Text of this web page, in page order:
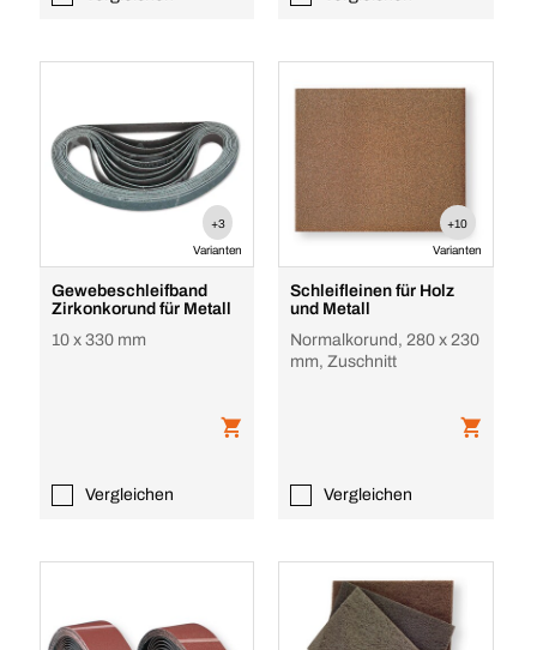
+3
Varianten
Gewebeschleifband
Zirkonkorund für Metall
10 x 330 mm
Vergleichen
+10
Varianten
Schleifleinen für Holz
und Metall
Normalkorund, 280 x 230
mm, Zuschnitt
Vergleichen